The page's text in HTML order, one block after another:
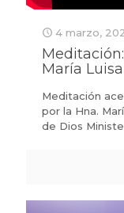
4 marzo,
María
Meditación
por la Hna.
de Dios